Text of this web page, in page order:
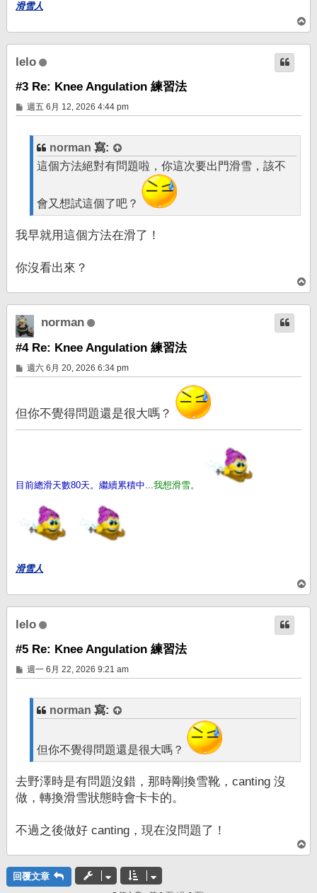
滑雪人
頂
端
lelo
#3 Re: Knee Angulation 練習法
文
章
週五 6月 12, 2026 4:44 pm
norman 寫:
這個方法絕對有問題啦，你這次要出門滑雪，該不
會又想試這個了吧？
我早就用這個方法在滑了！
你沒看出來？
頂
端
norman
#4 Re: Knee Angulation 練習法
文
章
週六 6月 20, 2026 6:34 pm
但你不覺得問題還是很大嗎？
目前總滑天數80天。繼續累積中...我想滑雪。
滑雪人
頂
端
lelo
#5 Re: Knee Angulation 練習法
文
章
週一 6月 22, 2026 9:21 am
norman 寫:
但你不覺得問題還是很大嗎？
去野澤時是有問題沒錯，那時剛換雪靴，canting 沒
做，轉換滑雪狀態時會卡卡的。
不過之後做好 canting，現在沒問題了！
頂
回覆文章